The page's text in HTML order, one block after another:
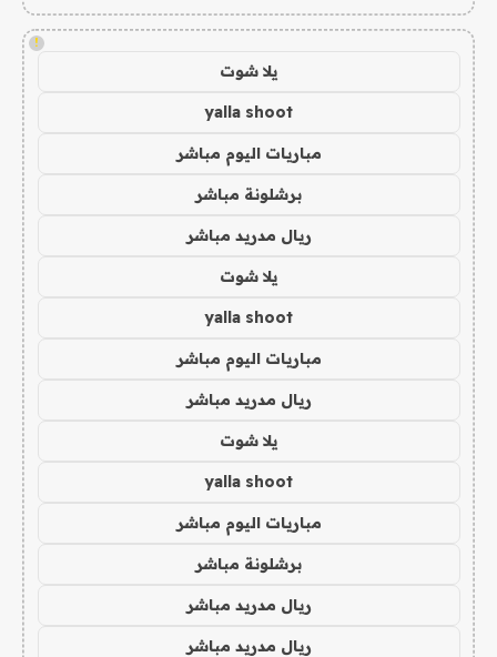
!
يلا شوت
yalla shoot
مباريات اليوم مباشر
برشلونة مباشر
ريال مدريد مباشر
يلا شوت
yalla shoot
مباريات اليوم مباشر
ريال مدريد مباشر
يلا شوت
yalla shoot
مباريات اليوم مباشر
برشلونة مباشر
ريال مدريد مباشر
ريال مدريد مباشر